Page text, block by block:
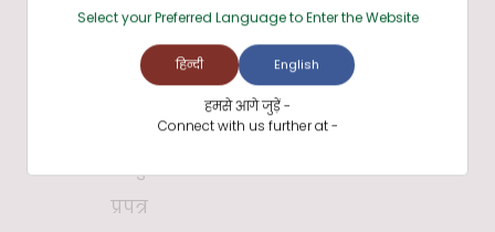
नीतियाँ
पुस्तकें
प्रकाशन
कार्यवाही
प्रस्तुतियाँ
प्रपत्र
Select your Preferred Language to Enter the Website
हिन्दी English
हमसे आगे जुड़ें -
Connect with us further at -